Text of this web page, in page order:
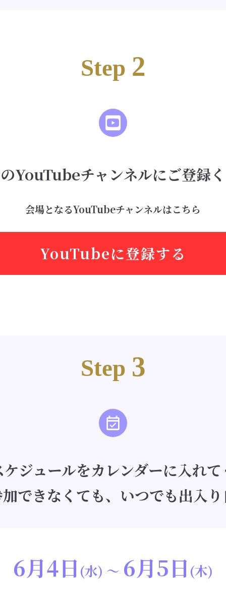
Step 2
YouTubeチャンネルにご登録
会場となるYouTubeチャンネルはこちら
YouTubeに登録する
Step 3
ジュールをカレンダーに入れ
できなくても、いつでも出入
6月4日(水) 〜 6月5日(木)